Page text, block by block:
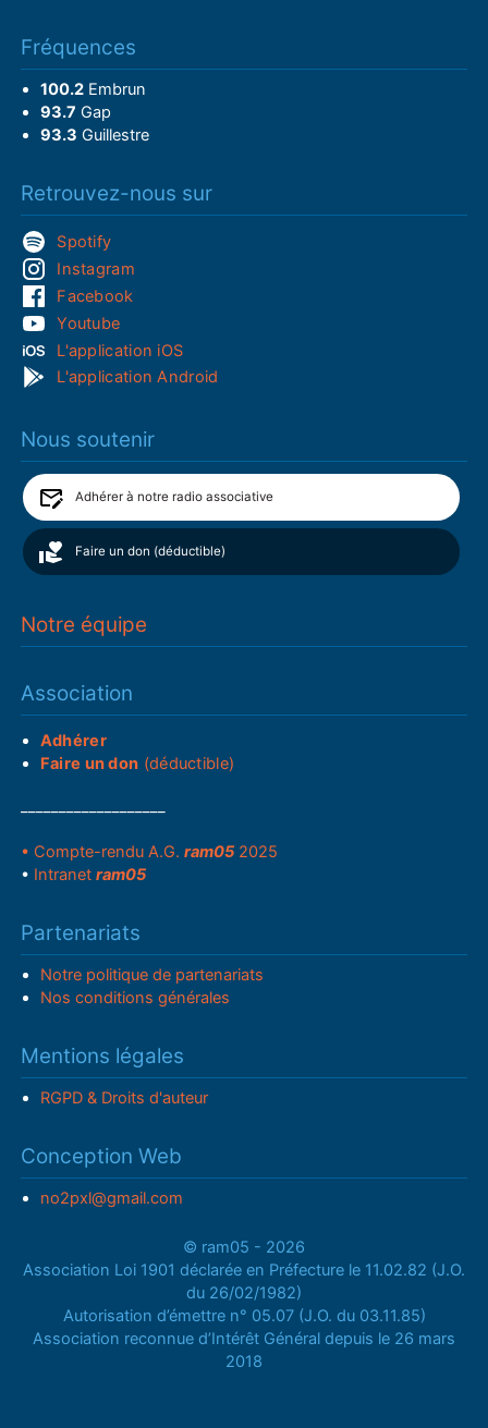
Fréquences
100.2Embrun
93.7 Gap
93.3 Guillestre
Retrouvez-nous sur
Spotify
Instagram
Facebook
Youtube
L'application iOS
L'application Android
Nous soutenir
Adhérer à notre radio associative
Faire un don (déductible)
Notre équipe
Association
Adhérer
Faire un don (déductible)
• Compte-rendu A.G.ram05 2025
• Intranetram05
Partenariats
Notre politique de partenariats
Nos conditions générales
Mentions légales
RGPD & Droits d'auteur
Conception Web
no2pxl@gmail.com
© ram05 - 2026
Association Loi 1901 déclarée en Préfecture le 11.02.82 (J.O.
du 26/02/1982)
Autorisation d’émettre n° 05.07 (J.O. du 03.11.85)
Association reconnue d’Intérêt Général depuis le 26 mars
2018